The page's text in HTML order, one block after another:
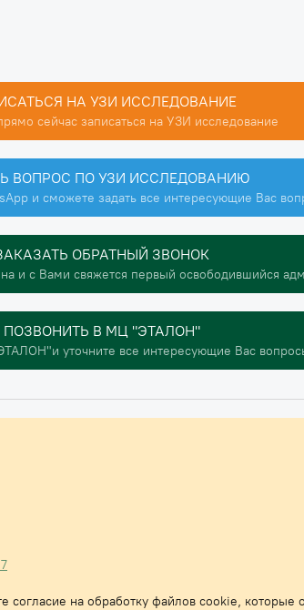
НА УЗИ ИССЛЕДОВАНИЕ
сейчас записаться на УЗИ исследование
ВОПРОС ПО УЗИ ИССЛЕДОВАНИЮ
и сможете задать все интересующие Вас
ОБРАТНЫЙ ЗВОНОК
и с Вами свяжется первый освободившийся
ПОЗВОНИТЬ В МЦ "ЭТАЛОН"
уточните все интересующие Вас
согласие на обработку файлов cookie, которые